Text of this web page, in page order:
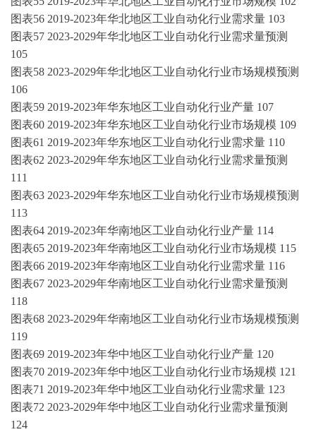
图表56 2019-2023年华北地区工业自动化行业需求量 103
图表57 2023-2029年华北地区工业自动化行业需求量预测
105
图表58 2023-2029年华北地区工业自动化行业市场规模预测
106
图表59 2019-2023年华东地区工业自动化行业产量 107
图表60 2019-2023年华东地区工业自动化行业市场规模 109
图表61 2019-2023年华东地区工业自动化行业需求量 110
图表62 2023-2029年华东地区工业自动化行业需求量预测
111
图表63 2023-2029年华东地区工业自动化行业市场规模预测
113
图表64 2019-2023年华南地区工业自动化行业产量 114
图表65 2019-2023年华南地区工业自动化行业市场规模 115
图表66 2019-2023年华南地区工业自动化行业需求量 116
图表67 2023-2029年华南地区工业自动化行业需求量预测
118
图表68 2023-2029年华南地区工业自动化行业市场规模预测
119
图表69 2019-2023年华中地区工业自动化行业产量 120
图表70 2019-2023年华中地区工业自动化行业市场规模 121
图表71 2019-2023年华中地区工业自动化行业需求量 123
图表72 2023-2029年华中地区工业自动化行业需求量预测
124